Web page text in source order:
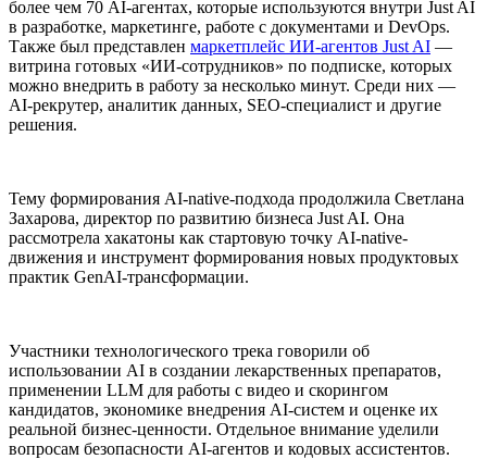
более чем 70 AI-агентах, которые используются внутри Just AI
в разработке, маркетинге, работе с документами и DevOps.
Также был представлен маркетплейс ИИ-агентов Just AI —
витрина готовых «ИИ-сотрудников» по подписке, которых
можно внедрить в работу за несколько минут. Среди них —
AI-рекрутер, аналитик данных, SEO-специалист и другие
решения.
Тему формирования AI-native-подхода продолжила Светлана
Захарова, директор по развитию бизнеса Just AI. Она
рассмотрела хакатоны как стартовую точку AI-native-
движения и инструмент формирования новых продуктовых
практик GenAI-трансформации.
Участники технологического трека говорили об
использовании AI в создании лекарственных препаратов,
применении LLM для работы с видео и скорингом
кандидатов, экономике внедрения AI-систем и оценке их
реальной бизнес-ценности. Отдельное внимание уделили
вопросам безопасности AI-агентов и кодовых ассистентов.